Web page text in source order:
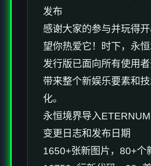
发布
感谢大家的参与并玩得
望你热爱它！时下，永
发行版已面向所有使用者
带来整个新娱乐要素和
化。
永恒境界导入
变更日志和发布日期
1650+张新图片，80+个